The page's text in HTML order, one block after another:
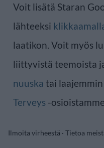
Voit lisätä Staran
lähteeksi
laatikon. Voit myös
liittyvistä teemoista
nuuska tai
Terveys -
Ilmoita virheestä · Tietoa